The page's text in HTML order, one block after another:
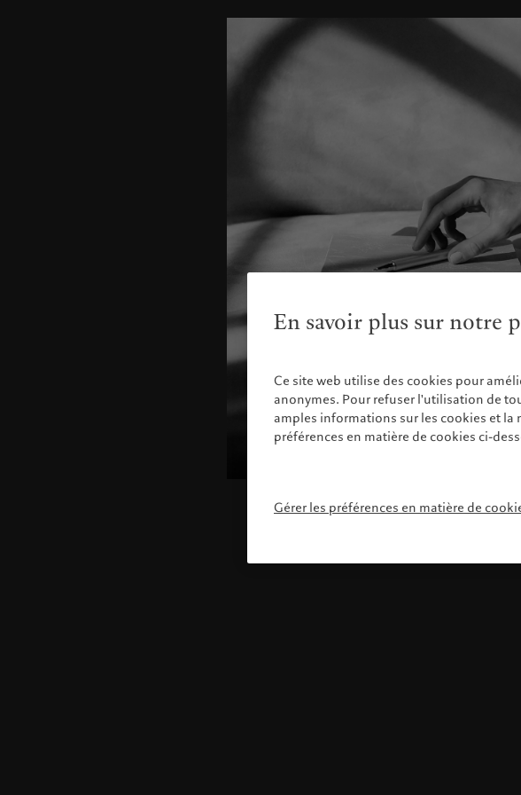
En savoir plus sur notre
Ce site web utilise des cookies pour
anonymes. Pour refuser l'utilisation de
amples informations sur les cookies et
préférences en matière de cookies ci-
Gérer les préférences en matière de